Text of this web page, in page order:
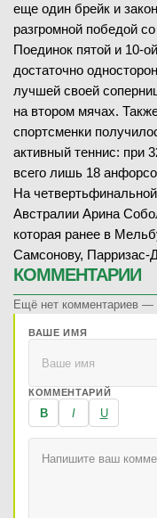
еще один брейк и
разгромной победой
Поединок пятой и 10-
достаточно
лучшей своей
на втором мячах.
спортсменки
активный теннис: при
всего лишь 18
На
Австралии Арина
которая ранее в
Самсонову, Парризас-
КОММЕНТАРИИ
Ещё нет комментариев —
ВАШЕ ИМЯ
КОММЕНТАРИЙ
B I U